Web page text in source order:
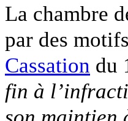
La chambre
par des
Cassation du
fin à